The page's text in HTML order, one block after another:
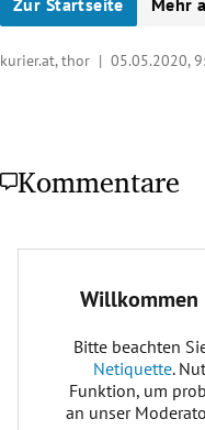
kurier.at, thor | 05.05.2020,
Kommentare